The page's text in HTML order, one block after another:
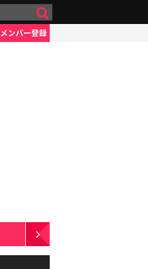
メンバー登録